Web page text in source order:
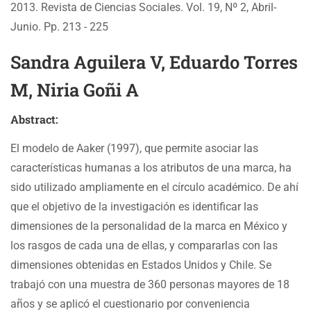
2013. Revista de Ciencias Sociales. Vol. 19, Nº 2, Abril-
Junio. Pp. 213 - 225
Sandra Aguilera V, Eduardo Torres
M, Niria Goñi A
Abstract:
El modelo de Aaker (1997), que permite asociar las
características humanas a los atributos de una marca, ha
sido utilizado ampliamente en el círculo académico. De ahí
que el objetivo de la investigación es identificar las
dimensiones de la personalidad de la marca en México y
los rasgos de cada una de ellas, y compararlas con las
dimensiones obtenidas en Estados Unidos y Chile. Se
trabajó con una muestra de 360 personas mayores de 18
años y se aplicó el cuestionario por conveniencia